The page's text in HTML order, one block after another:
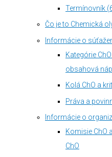
Termínovník
Čo je to Chemická
Informácie o
Kategórie
obsahová
Kolá ChO a
Práva a
Informácie o
Komisie ChO
ChO